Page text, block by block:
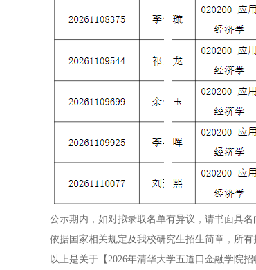
公示期内，如对拟录取名单有异议，请书面具
依据国家相关规定及我校研究生招生简章，所
以上是关于【2026年清华大学五道口金融学院